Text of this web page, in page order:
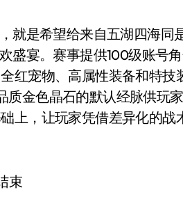
是希望给来自五湖四海同
盛宴。赛事提供100级账号
红宠物、高属性装备和特技
质金色晶石的默认经脉供玩
上，让玩家凭借差异化的战